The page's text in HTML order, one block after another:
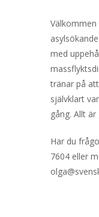
med
tränar på
självklart
gång. Allt är
Har du
7604 eller